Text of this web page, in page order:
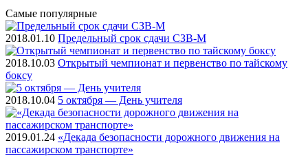
Самые популярные
2018.01.10 Предельный срок сдачи СЗВ-М
2018.10.03 Открытый чемпионат и первенство по тайскому
боксу
2018.10.04 5 октября — День учителя
2019.01.24 «Декада безопасности дорожного движения на
пассажирском транспорте»